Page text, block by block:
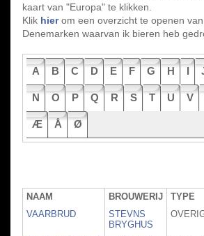
kaart van "Europa" te klikken.
Klik hierom een overzicht te openen
Denemarken waarvan ik bieren heb
A B C D E F G H I
N O P Q R S T U V
Æ Å Ø
NAAM BROUWERIJ TYPE
VAARBRUD
STEVNS
BRYGHUS